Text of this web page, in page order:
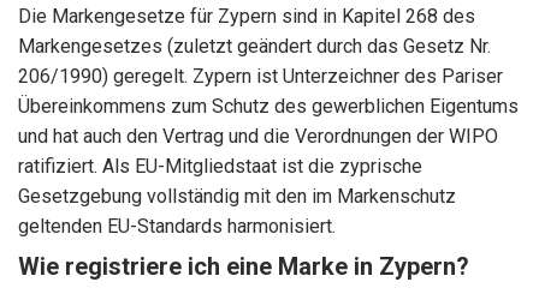
Die Markengesetze für Zypern sind in Kapitel 268 des
Markengesetzes (zuletzt geändert durch das Gesetz Nr.
206/1990) geregelt. Zypern ist Unterzeichner des Pariser
Übereinkommens zum Schutz des gewerblichen Eigentums
und hat auch den Vertrag und die Verordnungen der WIPO
ratifiziert. Als EU-Mitgliedstaat ist die zyprische
Gesetzgebung vollständig mit den im Markenschutz
geltenden EU-Standards harmonisiert.
Wie registriere ich eine Marke in Zypern?